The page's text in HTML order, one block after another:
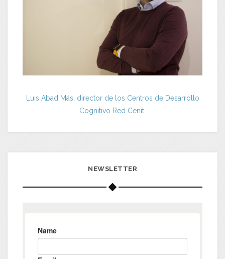
Luis Abad Más, director de los Centros de Desarrollo
Cognitivo Red Cenit.
NEWSLETTER